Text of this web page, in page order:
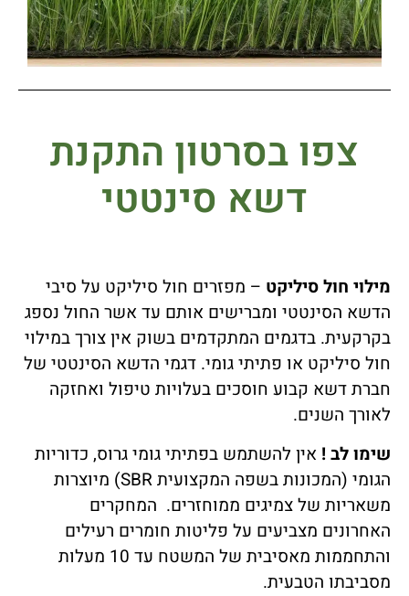
צפו בסרטון התקנת
דשא סינטטי
מילוי חול סיליקט – מפזרים חול סיליקט על סיבי
הדשא הסינטטי ומברישים אותם עד אשר החול נספג
בקרקעית. בדגמים המתקדמים בשוק אין צורך במילוי
חול סיליקט או פתיתי גומי. דגמי הדשא הסינטטי של
חברת דשא קבוע חוסכים בעלויות טיפול ואחזקה
לאורך השנים.
שימו לב ! אין להשתמש בפתיתי גומי גרוס, כדוריות
הגומי (המכונות בשפה המקצועית SBR) מיוצרות
משאריות של צמיגים ממוחזרים. המחקרים
האחרונים מצביעים על פליטות חומרים רעילים
והתחממות מאסיבית של המשטח עד 10 מעלות
מסביבתו הטבעית.